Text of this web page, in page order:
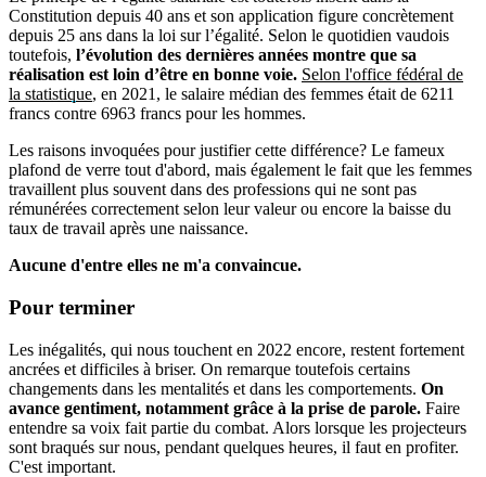
Constitution depuis 40 ans et son application figure concrètement
depuis 25 ans dans la loi sur l’égalité. Selon le quotidien vaudois
toutefois, l’évolution des dernières années montre que sa
réalisation est loin d’être en bonne voie. Selon l'office fédéral de
la statistique, en 2021, le salaire médian des femmes était de 6211
francs contre 6963 francs pour les hommes.
Les raisons invoquées pour justifier cette différence? Le fameux
plafond de verre tout d'abord, mais également le fait que les femmes
travaillent plus souvent dans des professions qui ne sont pas
rémunérées correctement selon leur valeur ou encore la baisse du
taux de travail après une naissance.
Aucune d'entre elles ne m'a convaincue.
Pour terminer
Les inégalités, qui nous touchent en 2022 encore, restent fortement
ancrées et difficiles à briser. On remarque toutefois certains
changements dans les mentalités et dans les comportements. On
avance gentiment, notamment grâce à la prise de parole. Faire
entendre sa voix fait partie du combat. Alors lorsque les projecteurs
sont braqués sur nous, pendant quelques heures, il faut en profiter.
C'est important.